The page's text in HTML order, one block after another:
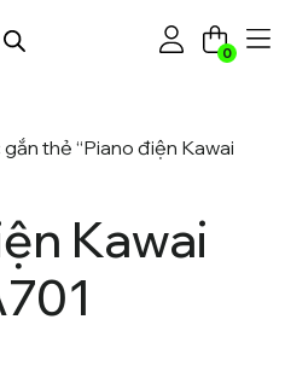
0
thẻ “Piano điện Kawai
Kawai